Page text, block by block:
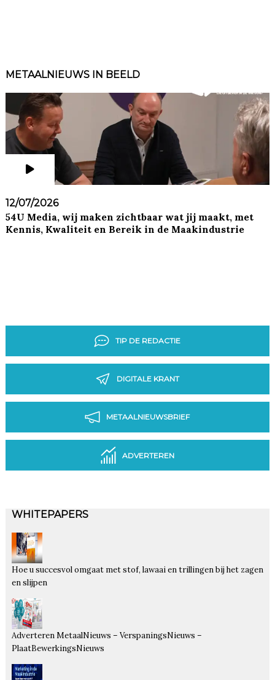
METAALNIEUWS IN BEELD
12/07/2026
54U Media, wij maken zichtbaar wat jij maakt, met
Kennis, Kwaliteit en Bereik in de Maakindustrie
TIP DE REDACTIE
DIGITALE KRANT
METAALNIEUWSBRIEF
ADVERTEREN
WHITEPAPERS
Hoe u succesvol omgaat met stof, lawaai en trillingen bij het zagen
en slijpen
Adverteren MetaalNieuws – VerspaningsNieuws –
PlaatBewerkingsNieuws